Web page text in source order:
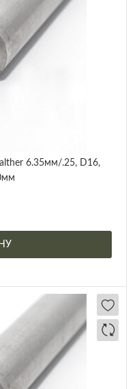
6.35мм/.25, D16,